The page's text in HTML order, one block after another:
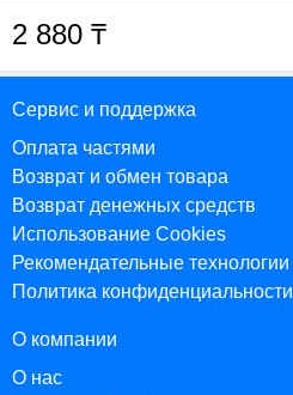
2 880
Сервис и поддержка
Оплата частями
Возврат и обмен товара
Возврат денежных средств
Использование Cookies
Рекомендательные технологии
Политика конфиденциальности
О компании
О нас